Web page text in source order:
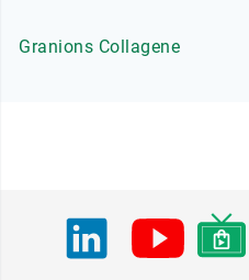
Granions Collagene